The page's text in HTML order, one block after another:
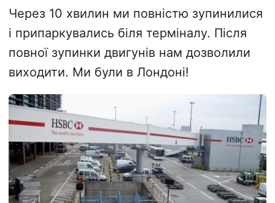
Через 10 хвилин ми повністю зупинилися
і припаркувались біля терміналу. Після
повної зупинки двигунів нам дозволили
виходити. Ми були в Лондоні!